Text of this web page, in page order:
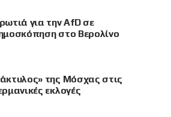
για την AfD σε
στο Βερολίνο
της Μόσχας στις
εκλογές